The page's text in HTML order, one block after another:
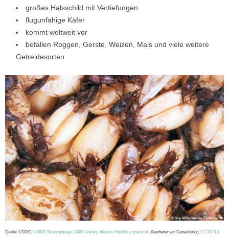
großes Halsschild mit Vertiefungen
flugunfähige Käfer
kommt weltweit vor
befallen Roggen, Gerste, Weizen, Mais und viele weitere
Getreidesorten
Quelle: CSIRO, CSIRO ScienceImage 10822 Granary Weevils Sitophilus granarius , Bearbeitet von Gartendialog, CC BY 3.0